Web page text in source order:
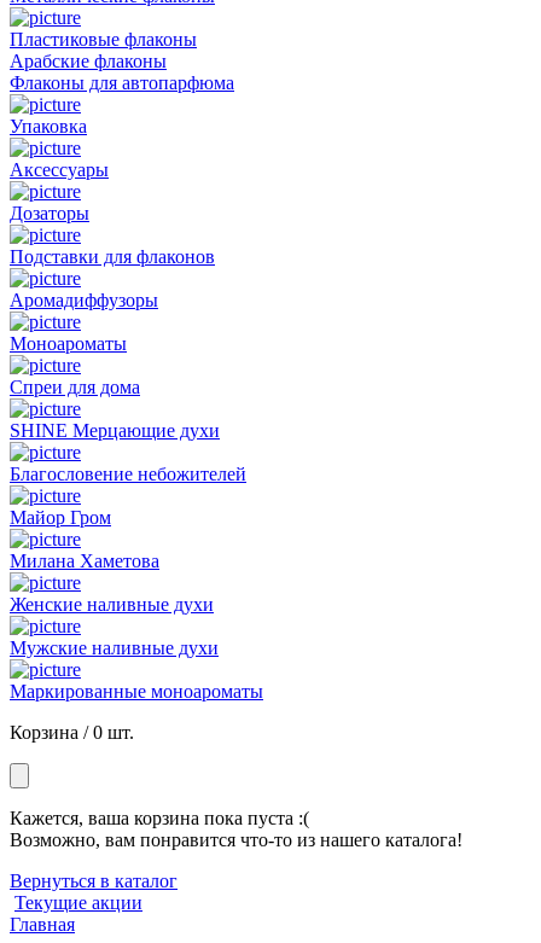
Пластиковые флаконы
Арабские флаконы
Флаконы для автопарфюма
Упаковка
Аксессуары
Дозаторы
Подставки для флаконов
Аромадиффузоры
Моноароматы
Спреи для дома
SHINE Мерцающие духи
Благословение небожителей
Майор Гром
Милана Хаметова
Женские наливные духи
Мужские наливные духи
Маркированные моноароматы
Корзина /0 шт.
Кажется, ваша корзина пока пуста :(
Возможно, вам понравится что-то из нашего каталога!
Вернуться в каталог
Текущие акции
Главная